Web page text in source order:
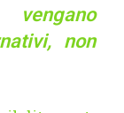
vengano
non